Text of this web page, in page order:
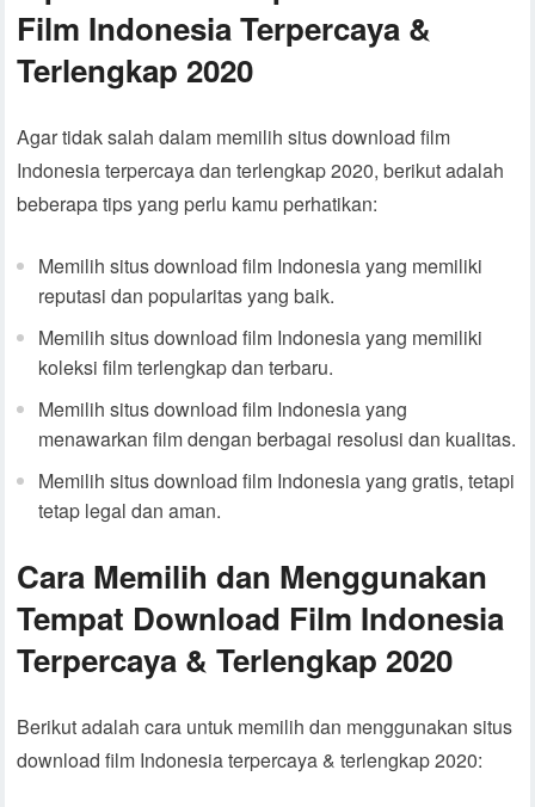
Film Indonesia Terpercaya &
Terlengkap 2020
Agar tidak salah dalam memilih situs download film
Indonesia terpercaya dan terlengkap 2020, berikut adalah
beberapa tips yang perlu kamu perhatikan:
Memilih situs download film Indonesia yang memiliki
reputasi dan popularitas yang baik.
Memilih situs download film Indonesia yang memiliki
koleksi film terlengkap dan terbaru.
Memilih situs download film Indonesia yang
menawarkan film dengan berbagai resolusi dan kualitas.
Memilih situs download film Indonesia yang gratis, tetapi
tetap legal dan aman.
Cara Memilih dan Menggunakan
Tempat Download Film Indonesia
Terpercaya & Terlengkap 2020
Berikut adalah cara untuk memilih dan menggunakan situs
download film Indonesia terpercaya & terlengkap 2020: